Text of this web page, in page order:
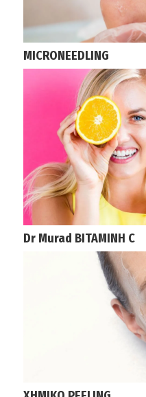
MICRONEEDLING
Dr Murad ΒΙΤΑΜΙΝΗ C